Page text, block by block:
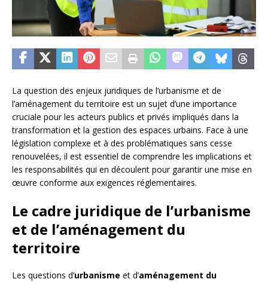
La question des enjeux juridiques de l’urbanisme et de
l’aménagement du territoire est un sujet d’une importance
cruciale pour les acteurs publics et privés impliqués dans la
transformation et la gestion des espaces urbains. Face à une
législation complexe et à des problématiques sans cesse
renouvelées, il est essentiel de comprendre les implications et
les responsabilités qui en découlent pour garantir une mise en
œuvre conforme aux exigences réglementaires.
Le cadre juridique de l’urbanisme
et de l’aménagement du
territoire
Les questions d’urbanisme et d’aménagement du